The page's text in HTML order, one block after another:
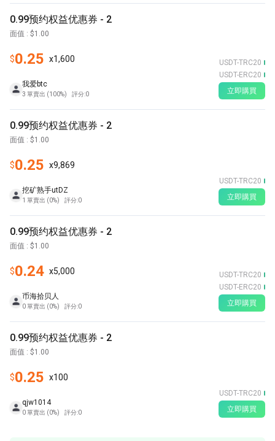
0.99预约权益优惠券 - 2
面值 : $1.00
$0.25 x1,600
我爱btc
3 單賣出 (100%) 評分:0
USDT-TRC20
USDT-ERC20
立即購買
0.99预约权益优惠券 - 2
面值 : $1.00
$0.25 x9,869
挖矿熟手utDZ
1 單賣出 (0%) 評分:0
USDT-TRC20
立即購買
0.99预约权益优惠券 - 2
面值 : $1.00
$0.24 x5,000
币海拾贝人
0單賣出 (0%) 評分:0
USDT-TRC20
USDT-ERC20
立即購買
0.99预约权益优惠券 - 2
面值 : $1.00
$0.25 x100
qjw1014
0單賣出 (0%) 評分:0
USDT-TRC20
立即購買